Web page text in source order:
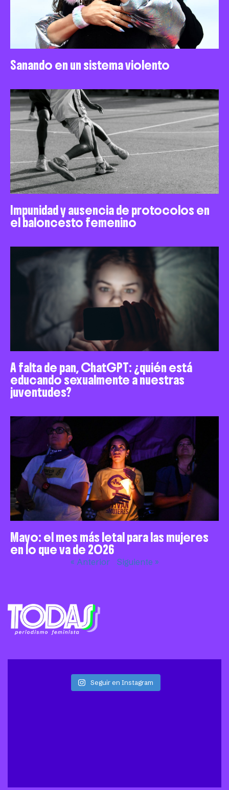
Sanando en un sistema violento
Impunidad y ausencia de protocolos en
el baloncesto femenino
A falta de pan, ChatGPT: ¿quién está
educando sexualmente a nuestras
juventudes?
Mayo: el mes más letal para las mujeres
en lo que va de 2026
« Anterior Siguiente »
Seguir en Instagram